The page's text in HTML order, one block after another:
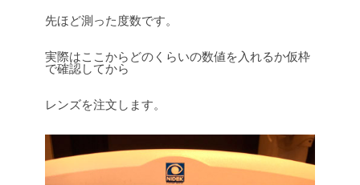
先ほど測った度数です。
実際はここからどのくらいの数値を入れるか仮枠
で確認してから
レンズを注文します。